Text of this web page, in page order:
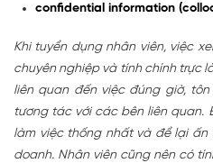
confidential information
Khi tuyển dụng nhân viên, việc
chuyên nghiệp và tính chính trực
liên quan đến việc đúng giờ,
tương tác với các bên liên quan.
làm việc thống nhất và để lại
doanh. Nhân viên cũng nên có